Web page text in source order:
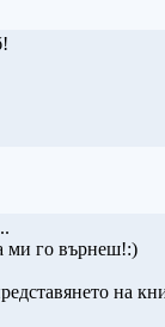
ми го върнеш!:)
на